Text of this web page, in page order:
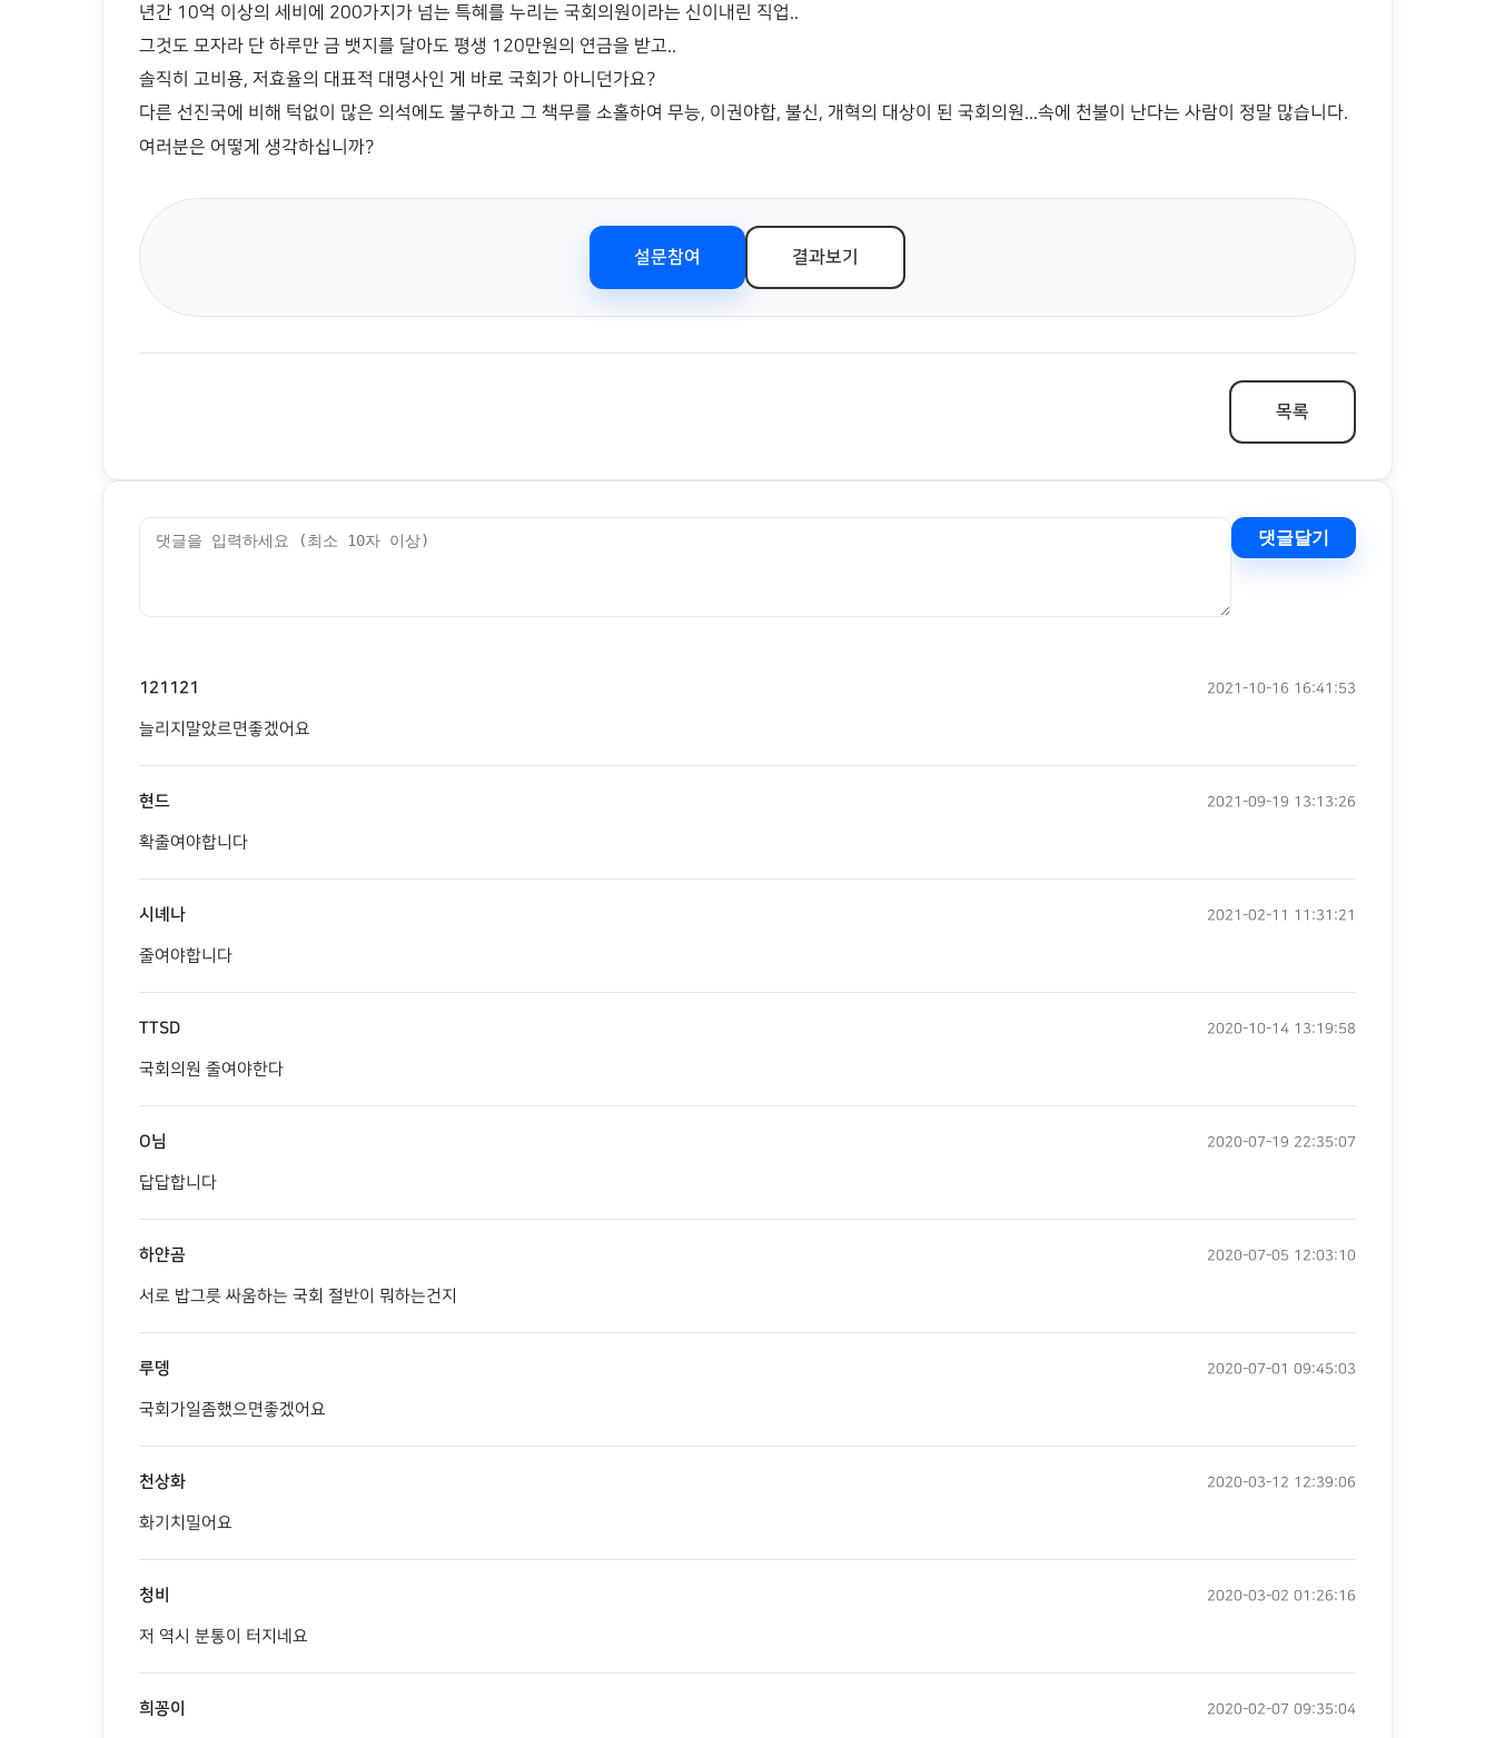
년간 10억 이상의 세비에 200가지가 넘는 특혜를 누리는 국회의원이라는 신이내린 직업..
그것도 모자라 단 하루만 금 뱃지를 달아도 평생 120만원의 연금을 받고..
솔직히 고비용, 저효율의 대표적 대명사인 게 바로 국회가 아니던가요?
다른 선진국에 비해 턱없이 많은 의석에도 불구하고 그 책무를 소홀하여 무능, 이권야합, 불신, 개혁의 대상이 된 국회의원...속에 천불이 난다는 사람이 정말 많습니다.
여러분은 어떻게 생각하십니까?
설문참여 결과보기
목록
댓글달기
121121 2021-10-16 16:41:53
늘리지말았르면좋겠어요
현드 2021-09-19 13:13:26
확줄여야합니다
시녜나 2021-02-11 11:31:21
줄여야합니다
TTSD 2020-10-14 13:19:58
국회의원 줄여야한다
O님 2020-07-19 22:35:07
답답합니다
하얀곰 2020-07-05 12:03:10
서로 밥그릇 싸움하는 국회 절반이 뭐하는건지
루뎅 2020-07-01 09:45:03
국회가일좀했으면좋겠어요
천상화 2020-03-12 12:39:06
화기치밀어요
청비 2020-03-02 01:26:16
저 역시 분통이 터지네요
희꽁이 2020-02-07 09:35:04